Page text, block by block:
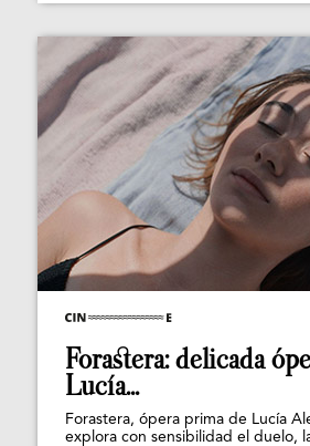
Forastera: delicada
Lucía...
Forastera, ópera prima de Lucía
explora con sensibilidad el duelo,